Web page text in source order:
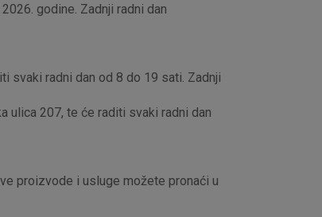
godine. Zadnji radni dan
svaki radni dan od 8 do 19 sati. Zadnji
ulica 207, te će raditi svaki radni dan
proizvode i usluge možete pronaći u